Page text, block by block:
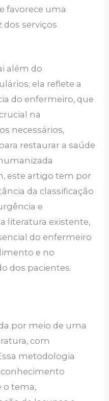
favorece uma
dos serviços
além do
ela reflete a
do enfermeiro, que
na
necessários,
restaurar a saúde
este artigo tem por
da classificação
e
literatura existente,
do enfermeiro
e no
dos pacientes.
por meio de uma
com
metodologia
o tema,